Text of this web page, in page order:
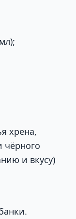
хрена,
чёрного
и вкусу)